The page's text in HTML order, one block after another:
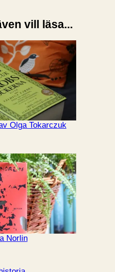
vill läsa...
Olga Tokarczuk
Norlin